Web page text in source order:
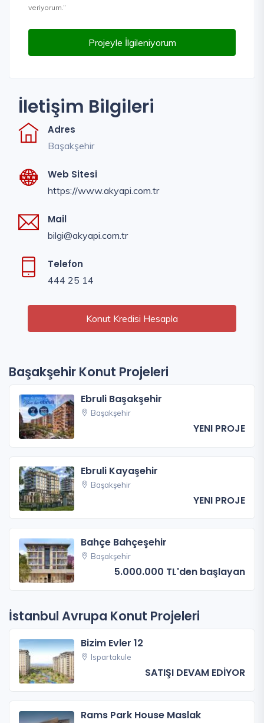
veriyorum.”
Projeyle İlgileniyorum
İletişim Bilgileri
Adres
Başakşehir
Web Sitesi
https://www.akyapi.com.tr
Mail
bilgi@akyapi.com.tr
Telefon
444 25 14
Konut Kredisi Hesapla
Başakşehir Konut Projeleri
Ebruli Başakşehir
Başakşehir
YENI PROJE
Ebruli Kayaşehir
Başakşehir
YENI PROJE
Bahçe Bahçeşehir
Başakşehir
5.000.000 TL'den başlayan
İstanbul Avrupa Konut Projeleri
Bizim Evler 12
Ispartakule
SATIŞI DEVAM EDİYOR
Rams Park House Maslak